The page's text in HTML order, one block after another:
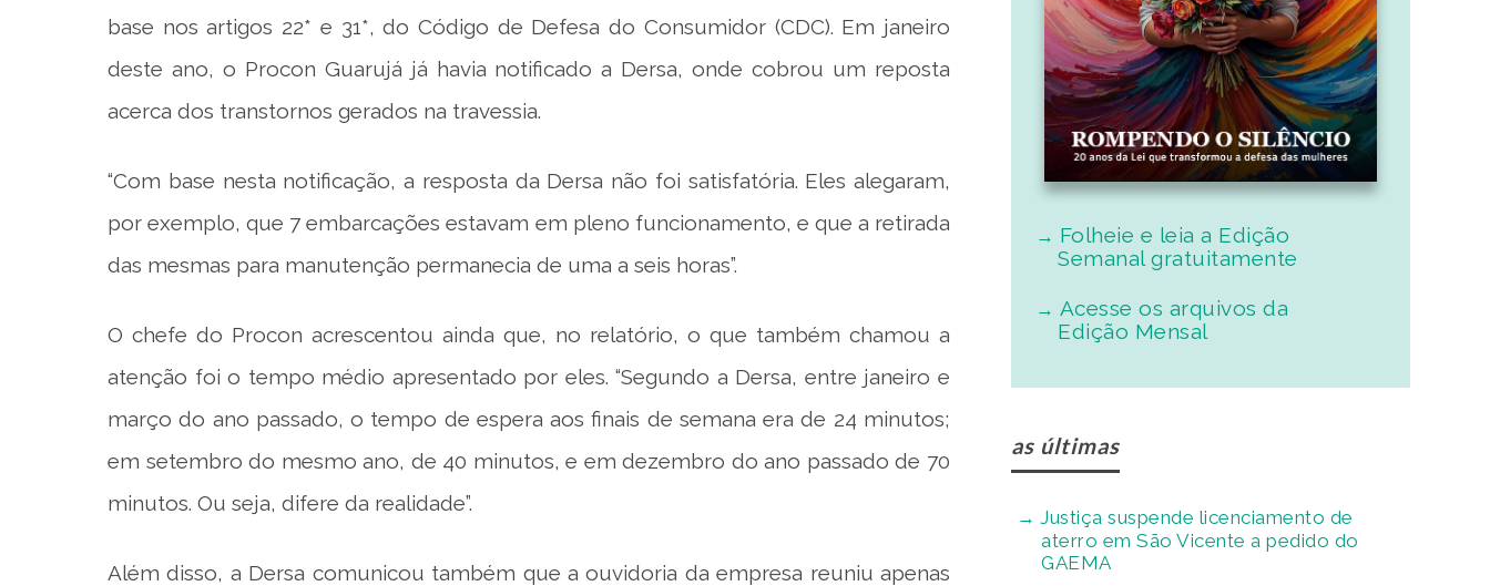
base nos artigos 22* e 31*, do Código de Defesa do Consumidor (CDC). Em janeiro
deste ano, o Procon Guarujá já havia notificado a Dersa, onde cobrou um reposta
acerca dos transtornos gerados na travessia.
“Com base nesta notificação, a resposta da Dersa não foi satisfatória. Eles alegaram,
por exemplo, que 7 embarcações estavam em pleno funcionamento, e que a retirada
das mesmas para manutenção permanecia de uma a seis horas”.
O chefe do Procon acrescentou ainda que, no relatório, o que também chamou a
atenção foi o tempo médio apresentado por eles. “Segundo a Dersa, entre janeiro e
março do ano passado, o tempo de espera aos finais de semana era de 24 minutos;
em setembro do mesmo ano, de 40 minutos, e em dezembro do ano passado de 70
minutos. Ou seja, difere da realidade”.
Além disso, a Dersa comunicou também que a ouvidoria da empresa reuniu apenas
Folheie e leia a Edição
Semanal gratuitamente
Acesse os arquivos da
Edição Mensal
as últimas
Justiça suspende licenciamento de
aterro em São Vicente a pedido do
GAEMA